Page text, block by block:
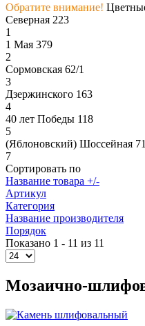
Обратите внимание!
Северная 223
1
1 Мая 379
2
Сормовская 62/1
3
Дзержинского 163
4
40 лет Победы 118
5
(Яблоновский) Шоссейная 71
7
Сортировать по
Название товара +/-
Артикул
Категория
Название производителя
Порядок
Показано 1 - 11 из 11
Мозаично-